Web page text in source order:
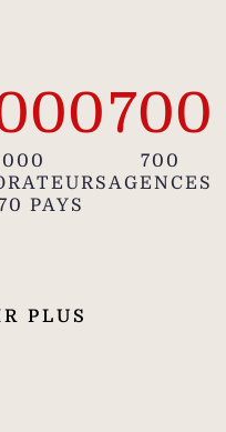
PAYS
700
700
AGENCES
PLUS